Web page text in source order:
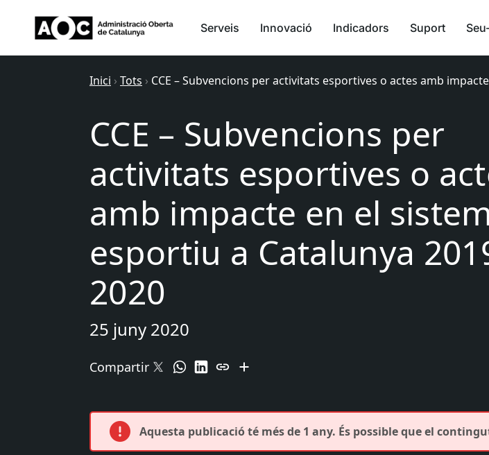
Serveis Innovació Indicadors Suport
Inici › Tots › CCE – Subvencions per activitats esportives o actes amb
CCE – Subvencions per
activitats esportives o
amb impacte en el
esportiu a Catalunya
2020
25 juny 2020
Compartir
Aquesta publicació té més de 1 any. És possible que el